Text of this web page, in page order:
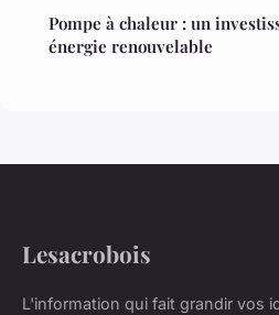
Pompe à chaleur : un
énergie renouvelable
Lesacrobois
L'information qui fait grandir vos